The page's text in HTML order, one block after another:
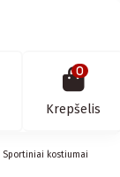
0
Krepšelis
Sportiniai kostiumai